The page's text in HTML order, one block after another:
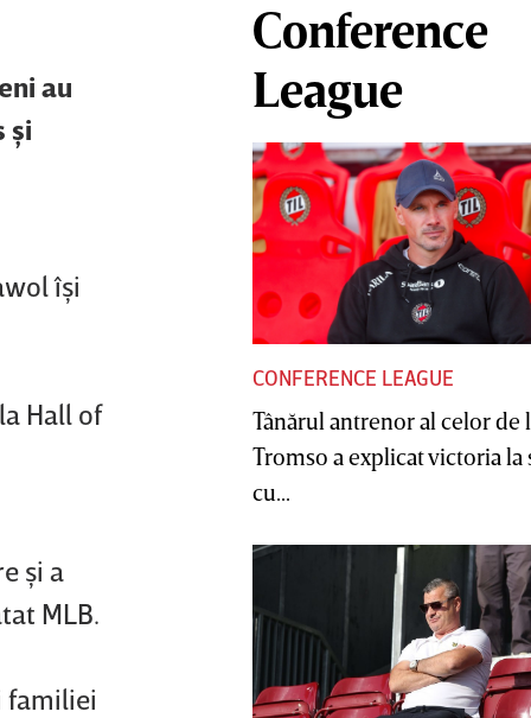
au
şi
îşi
Hall of
şi a
MLB.
familiei
Conference
League
CONFERENCE LEAGUE
Tânărul antrenor al celor de
Tromso a explicat victoria la
cu...